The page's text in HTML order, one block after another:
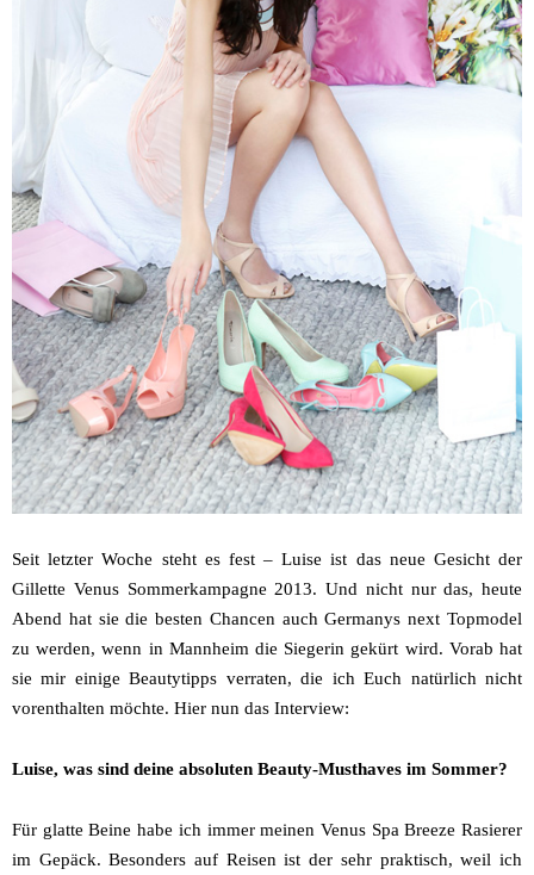
Seit letzter Woche steht es fest – Luise ist das neue Gesicht der
Gillette Venus Sommerkampagne 2013. Und nicht nur das, heute
Abend hat sie die besten Chancen auch Germanys next Topmodel
zu werden, wenn in Mannheim die Siegerin gekürt wird. Vorab hat
sie mir einige Beautytipps verraten, die ich Euch natürlich nicht
vorenthalten möchte. Hier nun das Interview:
Luise, was sind deine absoluten Beauty-Musthaves im Sommer?
Für glatte Beine habe ich immer meinen Venus Spa Breeze Rasierer
im Gepäck. Besonders auf Reisen ist der sehr praktisch, weil ich